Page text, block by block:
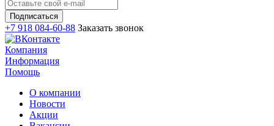
+7 918 084-60-88 Заказать звонок
Компания
Информация
Помощь
О компании
Новости
Акции